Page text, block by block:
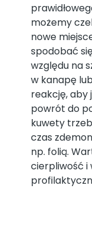
możemy
nowe
spodobać
względu na
w kanapę
reakcję, aby
powrót do
kuwety
czas
np. folią.
cierpliwość i